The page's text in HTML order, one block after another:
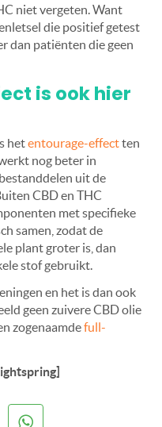
niet vergeten. Want
die positief getest
dan patiënten die geen
is ook hier
hetentourage-effectten
nog beter in
uit de
CBD en THC
met specifieke
samen, zodat de
plant groter is, dan
stof gebruikt.
en het is dan ook
geen zuivere CBD olie
zogenaamdefull-